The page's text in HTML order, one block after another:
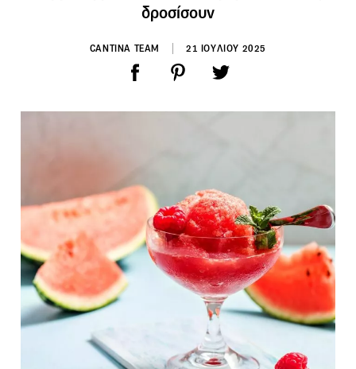
δροσίσουν
CANTINA TEAM 21 ΙΟΥΛΙΟΥ 2025